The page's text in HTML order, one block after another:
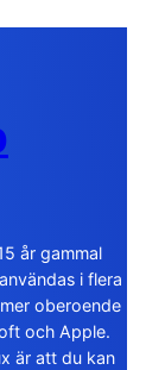
år gammal
i flera
oberoende
och Apple.
är att du kan